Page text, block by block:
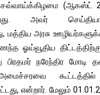
செவ்வாய்க்கிழமை (ஆகஸ்ட்
அவர்
மத்திய அரசு
ஓய்வூதிய
நரேந்திர மோடி
கூட்டத்தில்
என்றார். மேலும்